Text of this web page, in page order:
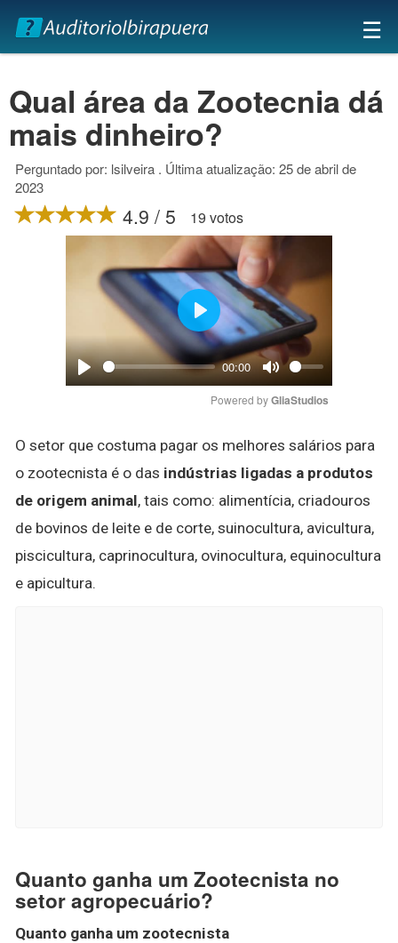
×
☰
Qual área da Zootecnia dá
mais dinheiro?
Perguntado por: lsilveira . Última atualização: 25 de abril de
2023
4.9 / 5 19 votos
Play
00:00
Mute
Play
Powered by GliaStudios
O setor que costuma pagar os melhores salários para
o zootecnista é o das indústrias ligadas a produtos
de origem animal, tais como: alimentícia, criadouros
de bovinos de leite e de corte, suinocultura, avicultura,
piscicultura, caprinocultura, ovinocultura, equinocultura
e apicultura.
Quanto ganha um Zootecnista no
setor agropecuário?
Quanto ganha um zootecnista